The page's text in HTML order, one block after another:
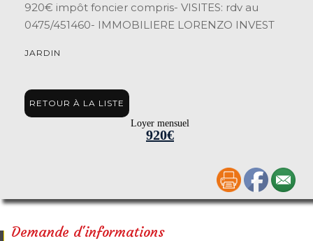
920€ impôt foncier compris- VISITES: rdv au
0475/451460- IMMOBILIERE LORENZO INVEST
JARDIN
RETOUR À LA LISTE
Loyer mensuel
920€
Demande d'informations